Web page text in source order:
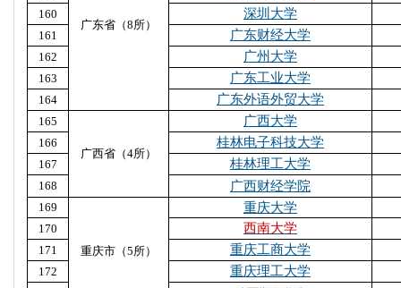
广东省（8所）
160 深圳大学
161 广东财经大学
162 广州大学
163 广东工业大学
164 广东外语外贸大学
165
广西省（4所）
广西大学
166 桂林电子科技大学
167 桂林理工大学
168 广西财经学院
169
重庆市（5所）
重庆大学
170 西南大学
171 重庆工商大学
172 重庆理工大学